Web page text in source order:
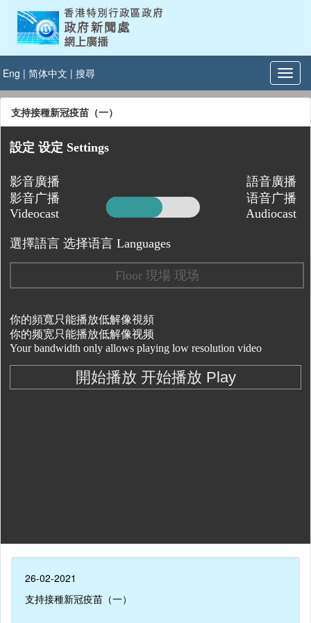
Eng | 简体中文 | 搜尋
支持接種新冠疫苗（一）
26-02-2021
支持接種新冠疫苗（一）